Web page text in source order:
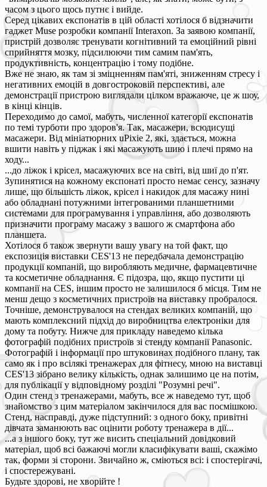
часом з цього щось путнє і вийде.
Серед цікавих експонатів в цій області хотілося б відзначити
гаджет Muse розробки компанії Interaxon. За заявою компанії,
пристрій дозволяє тренувати когнітивний та емоційний рівні
сприйняття мозку, підсилюючи тим самим пам'ять,
продуктивність, концентрацію і тому подібне.
Вже не знаю, як там зі зміцненням пам'яті, зниженням стресу і
негативних емоцій в довгостроковій перспективі, але
демонстрації пристрою виглядали цілком вражаюче, це ж шоу,
в кінці кінців.
Переходимо до самої, мабуть, численної категорії експонатів
по темі турботи про здоров'я. Так, масажери, всюдисущі
масажери. Від мініатюрних uPixie 2, які, здається, можна
вшити навіть у піджак і які масажують шию і плечі прямо на
ходу...
...до ліжок і крісел, масажуючих все на світі, від шиї до п'ят.
Зупинятися на кожному експонаті просто немає сенсу, зазначу
лише, що більшість ліжок, крісел і накидок для масажу нині
або обладнані потужними інтегрованими планшетними
системами для програмування і управління, або дозволяють
призначити програму масажу з вашого ж смартфона або
планшета.
Хотілося б також звернути вашу увагу на той факт, що
експозиція виставки CES'13 не передбачала демонстрацію
продукції компаній, що виробляють медичне, фармацевтичне
та косметичне обладнання. Є підозра, що, якщо пустити ці
компанії на CES, іншим просто не залишилося б місця. Тим не
менш дещо з косметичних пристроїв на виставку пробралося.
Точніше, демонструвалося на стендах великих компаній, що
мають комплексний підхід до виробництва електроніки для
дому та побуту. Нижче для прикладу наведемо кілька
фотографій подібних пристроїв зі стенду компанії Panasonic.
Фотографій і інформації про штуковинах подібного плану, так
само як і про всілякі тренажерах для фітнесу, мною на виставці
CES'13 зібрано велику кількість, однак залишимо це на потім,
для публікації у відповідному розділі "Розумні речі".
Один стенд з тренажерами, мабуть, все ж наведемо тут, щоб
знайомство з цим матеріалом закінчилося для вас посмішкою.
Стенд, насправді, дуже підступний: з одного боку, привітні
дівчата заманюють вас оцінити роботу тренажера в дії...
...а з іншого боку, тут же висить спеціальний довідковий
матеріал, щоб всі бажаючі могли класифікувати ваші, скажімо
так, форми зі сторони. Звичайно ж, сміються всі: і спостерігачі,
і спостережувані.
Будьте здорові, не хворійте !